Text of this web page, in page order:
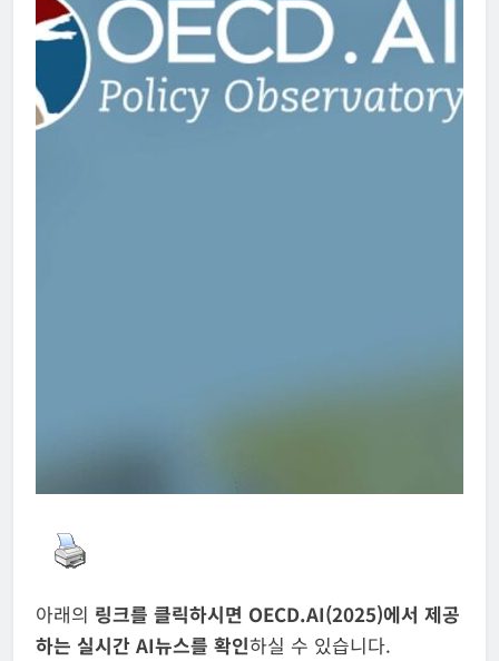
아래의 링크를 클릭하시면 OECD.AI(2025)에서 제공
하는 실시간 AI뉴스를 확인하실 수 있습니다.